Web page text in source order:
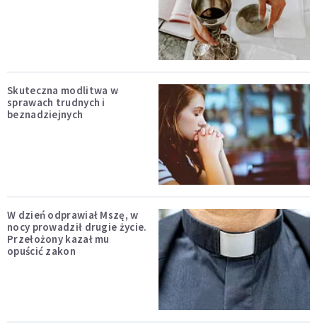
Skuteczna modlitwa w
sprawach trudnych i
beznadziejnych
W dzień odprawiał Mszę, w
nocy prowadził drugie życie.
Przełożony kazał mu
opuścić zakon